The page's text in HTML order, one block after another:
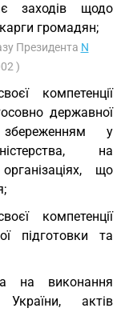
заходів щодо
громадян;
Президента N
)
компетенції
державної
у
на
що
компетенції
підготовки та
на виконання
України, актів